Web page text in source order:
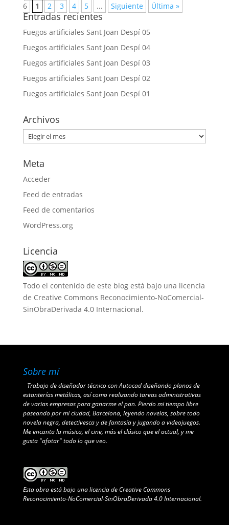
6
1 2 3 4 5 ... Siguiente Última »
Entradas recientes
Fuegos artificiales Sant Joan Despí 05
Fuegos artificiales Sant Joan Despí 04
Fuegos artificiales Sant Joan Despí 03
Fuegos artificiales Sant Joan Despí 02
Fuegos artificiales Sant Joan Despí 01
Archivos
Archivos
Meta
Acceder
Feed de entradas
Feed de comentarios
WordPress.org
Licencia
Todo el contenido de este blog está bajo una licencia
de Creative Commons Reconocimiento-NoComercial-
SinObraDerivada 4.0 Internacional.
Sobre mí
Trabajo de diseñador técnico con Autocad diseñando planos de
estanterías metálicas, así como realizando tareas administrativas
de varias empresas para ganarme el pan. Pierdo mi tiempo libre
paseando por mi ciudad, Barcelona, leyendo novelas, sobre todo
novela negra, detectivesca y de fantasía y jugando a videojuegos.
Me encanta la música, el cine, más el clásico que el actual, y me
gusta "afotar" todo lo que veo.
Esta obra está bajo unalicencia de Creative Commons
Reconocimiento-NoComercial-SinObraDerivada 4.0 Internacional.